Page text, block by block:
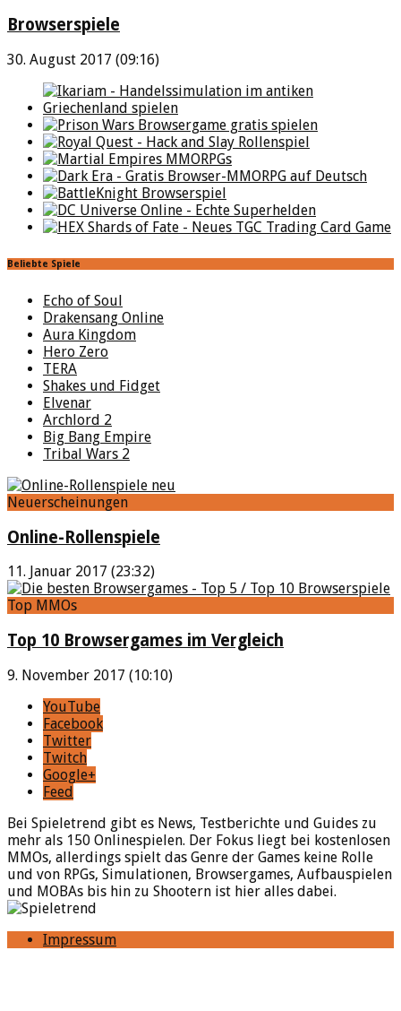
Browserspiele
30. August 2017 (09:16)
Beliebte Spiele
Echo of Soul
Drakensang Online
Aura Kingdom
Hero Zero
TERA
Shakes und Fidget
Elvenar
Archlord 2
Big Bang Empire
Tribal Wars 2
Neuerscheinungen
Online-Rollenspiele
11. Januar 2017 (23:32)
Top MMOs
Top 10 Browsergames im Vergleich
9. November 2017 (10:10)
YouTube
Facebook
Twitter
Twitch
Google+
Feed
Bei Spieletrend gibt es News, Testberichte und Guides zu
mehr als 150 Onlinespielen. Der Fokus liegt bei kostenlosen
MMOs, allerdings spielt das Genre der Games keine Rolle
und von RPGs, Simulationen, Browsergames, Aufbauspielen
und MOBAs bis hin zu Shootern ist hier alles dabei.
Impressum